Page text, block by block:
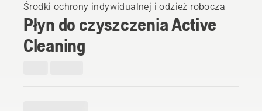
Środki ochrony indywidualnej i odzież robocza
Płyn do czyszczenia Active
Cleaning